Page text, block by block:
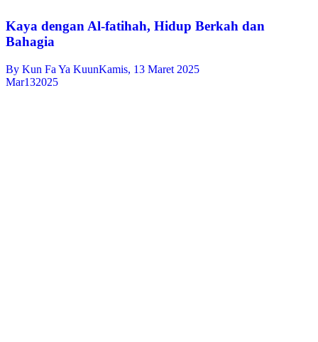
Kaya dengan Al-fatihah, Hidup Berkah dan
Bahagia
By Kun Fa Ya KuunKamis, 13 Maret 2025
Mar132025